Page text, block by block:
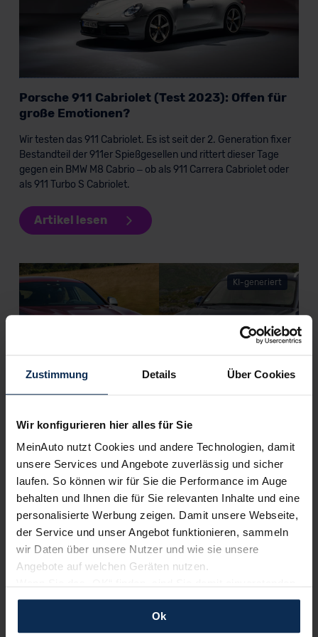
Zustimmung Details Über Cookies
Wir konfigurieren hier alles für Sie
MeinAuto nutzt Cookies und andere Technologien, damit
unsere Services und Angebote zuverlässig und sicher
laufen. So können wir für Sie die Performance im Auge
behalten und Ihnen die für Sie relevanten Inhalte und eine
personalisierte Werbung zeigen. Damit unsere Webseite,
der Service und unser Angebot funktionieren, sammeln
wir Daten über unsere Nutzer und wie sie unsere
Angebote auf welchen Geräten nutzen.
und erlauben uns Cookies für unseren Service zu
verwenden und diese Daten an Dritte weiterzugeben,
Ok
Porsche 911 Cabriolet (Test 2023): Offen für
große Emotionen?
Wir testen das 911 Cabriolet. Es ist seit der 2. Generation fixer
Bestandteil der 911er Spießgesellen und rittert dieser Tage
gegen ein BMW M8 Cabrio – ob als 911 Carrera Cabriolet oder
als 911 Turbo S Cabriolet.
Artikel lesen
KI-generiert
BMW X4 vs. Porsche Macan 2022: Wer gewinnt das
Duell der Sport-SUV-Coupes?
Weitere Artikel im Automagazin
zum Automagazin
Nachrichten